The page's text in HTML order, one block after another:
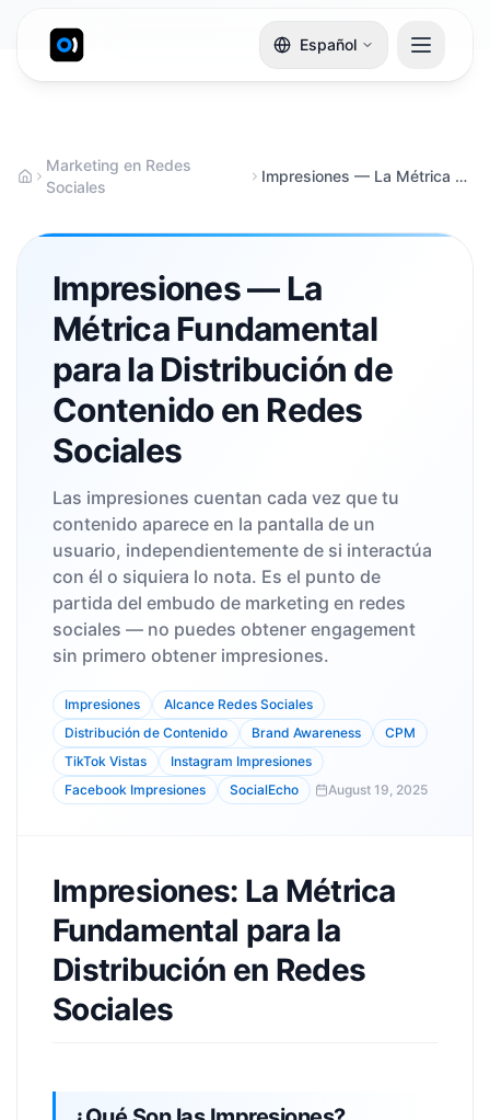
Español
Marketing en Redes
Sociales
Impresiones — La Métrica Fundamental para la Distribución de Contenido en Redes Sociales
Impresiones — La
Métrica Fundamental
para la Distribución de
Contenido en Redes
Sociales
Las impresiones cuentan cada vez que tu
contenido aparece en la pantalla de un
usuario, independientemente de si interactúa
con él o siquiera lo nota. Es el punto de
partida del embudo de marketing en redes
sociales — no puedes obtener engagement
sin primero obtener impresiones.
Impresiones
Alcance Redes Sociales
Distribución de Contenido
Brand Awareness
CPM
TikTok Vistas
Instagram Impresiones
Facebook Impresiones
SocialEcho August 19, 2025
Impresiones: La Métrica
Fundamental para la
Distribución en Redes
Sociales